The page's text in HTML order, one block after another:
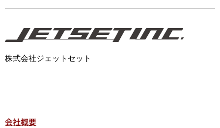
株式会社ジェットセット
会社概要